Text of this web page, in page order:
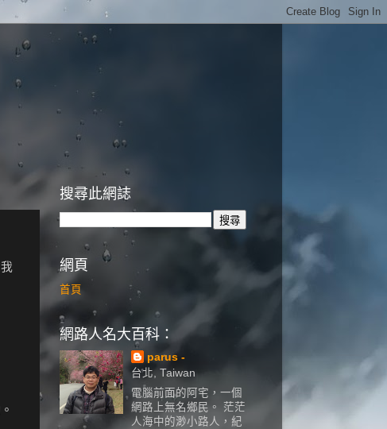
搜尋此網誌
網頁
首頁
網路人名大百科：
parus -
台北, Taiwan
電腦前面的阿宅，一個
網路上無名鄉民。 茫茫
人海中的渺小路人，紀